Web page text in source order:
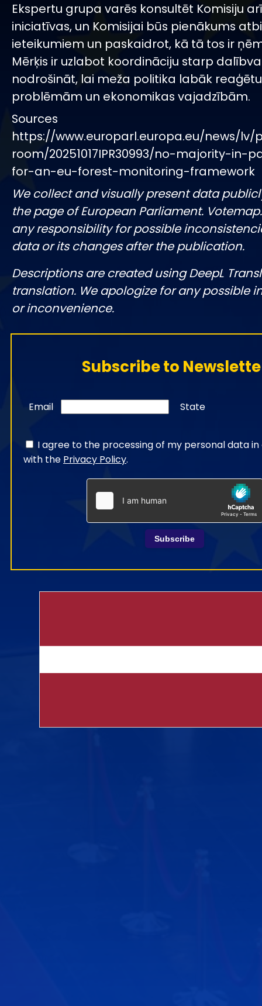
Ekspertu grupa varēs konsultēt Komisiju
iniciatīvas, un Komisijai būs pienākums
ieteikumiem un paskaidrot, kā tā tos ir
Mērķis ir uzlabot koordināciju starp
nodrošināt, lai meža politika labāk
problēmām un ekonomikas vajadzībām.
Sources
https://www.europarl.europa.eu/news/lv/
room/20251017IPR30993/no-majority-in-
for-an-eu-forest-monitoring-framework
We collect and visually present data
the page of European Parliament.
any responsibility for possible
data or its changes after the publication.
Descriptions are created using DeepL
translation. We apologize for any possible
or inconvenience.
Subscribe to
Email State
I agree to the processing of my personal data
with the Privacy Policy.
Subscribe